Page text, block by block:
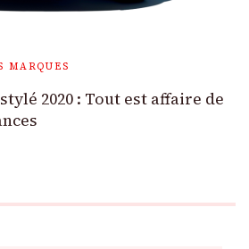
MARQUES
2020 : Tout est affaire de